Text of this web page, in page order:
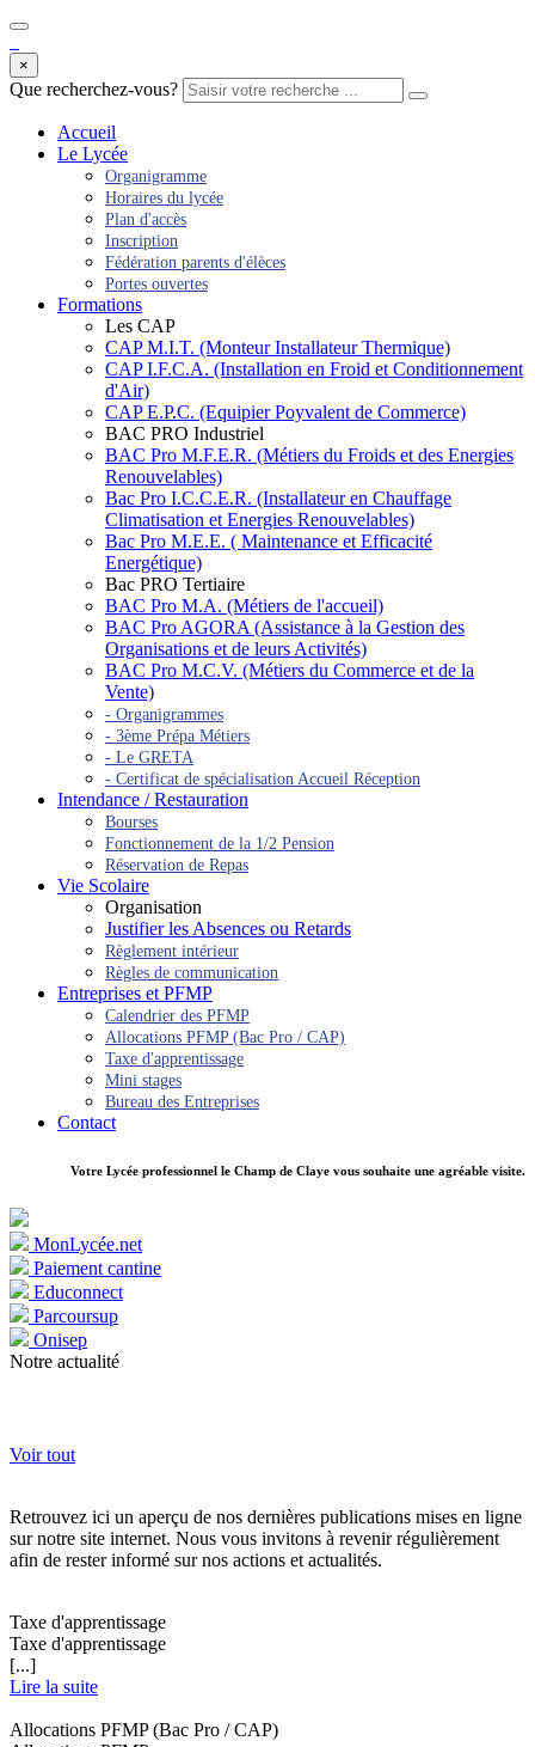
×
Que recherchez-vous?
Accueil
Le Lycée
Organigramme
Horaires du lycée
Plan d'accès
Inscription
Fédération parents d'élèces
Portes ouvertes
Formations
Les CAP
CAP M.I.T. (Monteur Installateur Thermique)
CAP I.F.C.A. (Installation en Froid et Conditionnement
d'Air)
CAP E.P.C. (Equipier Poyvalent de Commerce)
BAC PRO Industriel
BAC Pro M.F.E.R. (Métiers du Froids et des Energies
Renouvelables)
Bac Pro I.C.C.E.R. (Installateur en Chauffage
Climatisation et Energies Renouvelables)
Bac Pro M.E.E. ( Maintenance et Efficacité
Energétique)
Bac PRO Tertiaire
BAC Pro M.A. (Métiers de l'accueil)
BAC Pro AGORA (Assistance à la Gestion des
Organisations et de leurs Activités)
BAC Pro M.C.V. (Métiers du Commerce et de la
Vente)
- Organigrammes
- 3ème Prépa Métiers
- Le GRETA
- Certificat de spécialisation Accueil Réception
Intendance / Restauration
Bourses
Fonctionnement de la 1/2 Pension
Réservation de Repas
Vie Scolaire
Organisation
Justifier les Absences ou Retards
Règlement intérieur
Règles de communication
Entreprises et PFMP
Calendrier des PFMP
Allocations PFMP (Bac Pro / CAP)
Taxe d'apprentissage
Mini stages
Bureau des Entreprises
Contact
Votre Lycée professionnel le Champ de Claye vous souhaite une agréable visite.
MonLycée.net
Paiement cantine
Educonnect
Parcoursup
Onisep
Notre actualité
Voir tout
Retrouvez ici un aperçu de nos dernières publications mises en ligne
sur notre site internet. Nous vous invitons à revenir régulièrement
afin de rester informé sur nos actions et actualités.
Taxe d'apprentissage
Taxe d'apprentissage
[...]
Lire la suite
Allocations PFMP (Bac Pro / CAP)